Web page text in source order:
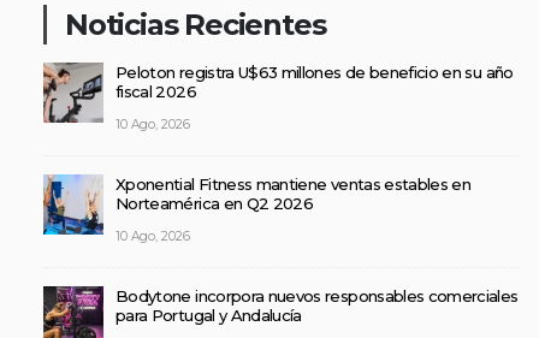
Noticias Recientes
Peloton registra U$63 millones de beneficio en su año
fiscal 2026
10 Ago, 2026
Xponential Fitness mantiene ventas estables en
Norteamérica en Q2 2026
10 Ago, 2026
Bodytone incorpora nuevos responsables comerciales
para Portugal y Andalucía